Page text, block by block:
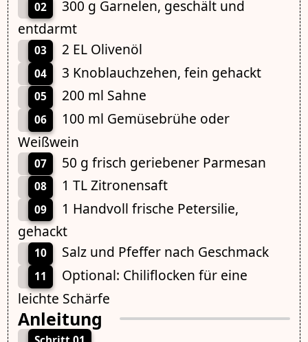
02
300 g Garnelen, geschält und
entdarmt
03 2 EL Olivenöl
04 3 Knoblauchzehen, fein gehackt
05 200 ml Sahne
06
100 ml Gemüsebrühe oder
Weißwein
07 50 g frisch geriebener Parmesan
08 1 TL Zitronensaft
09
1 Handvoll frische Petersilie,
gehackt
10 Salz und Pfeffer nach Geschmack
11
Optional: Chiliflocken für eine
leichte Schärfe
Anleitung